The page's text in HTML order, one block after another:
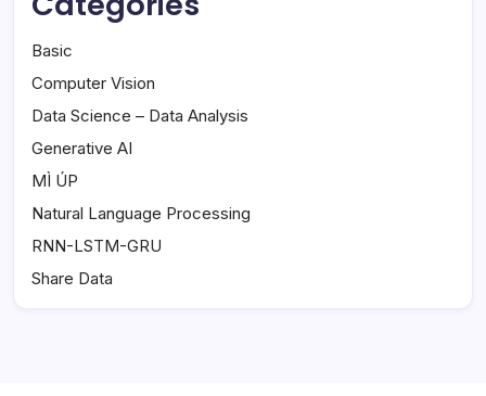
Basic
Computer Vision
Data Science – Data Analysis
Generative AI
MÌ ÚP
Natural Language Processing
RNN-LSTM-GRU
Share Data